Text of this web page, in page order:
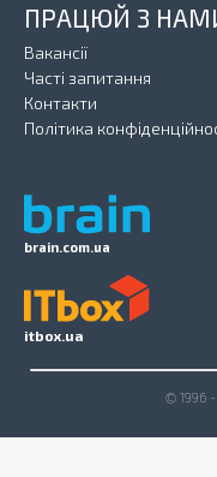
brain.com.ua
ПРАЦЮЙ З
Вакансії
Часті запитання
Контакти
Політика
itbox.ua
© 1996 -